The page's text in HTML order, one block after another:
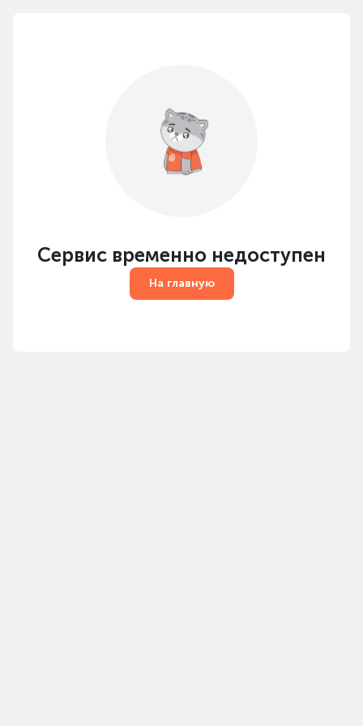
Сервис временно недоступен
На главную